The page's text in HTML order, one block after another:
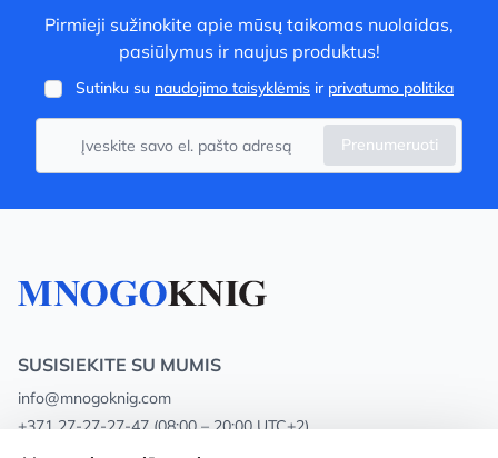
Pirmieji sužinokite apie mūsų taikomas nuolaidas,
pasiūlymus ir naujus produktus!
Sutinku su naudojimo taisyklėmis ir privatumo politika
Prenumeruoti
SUSISIEKITE SU MUMIS
info@mnogoknig.com
+371 27-27-27-47 (08:00 – 20:00 UTC+2)
Rīga, Augusta Deglava 69d, LV-1082